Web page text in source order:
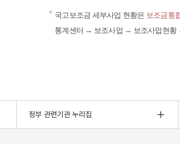
국고보조금 세부사업 현황은 보조금통
통계센터 → 보조사업 → 보조사업현
정부 관련기관 누리집